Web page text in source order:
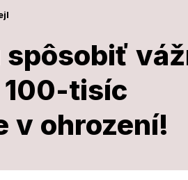
spôsobiť
100-tisíc
v ohrození!